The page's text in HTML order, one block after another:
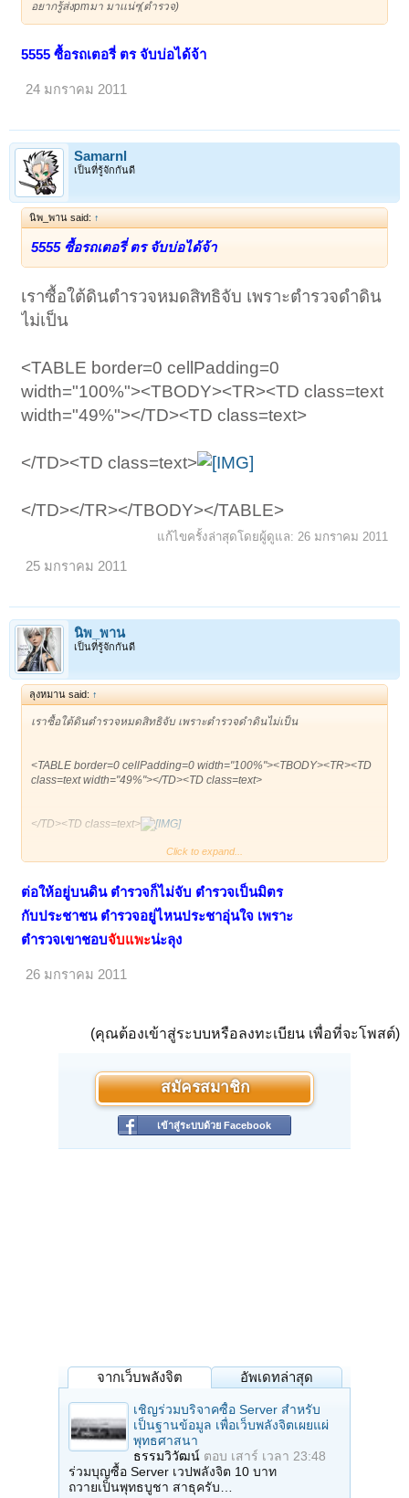
อยากรู้ส่งpmมา มาเเน่ๆ(ตำรวจ)
5555 ซื้อรถเตอรี่ ตร จับบ่อได้จ้า
24 มกราคม 2011
Samarnl
เป็นที่รู้จักกันดี
นิพ_พาน said: ↑
5555 ซื้อรถเตอรี่ ตร จับบ่อได้จ้า
เราซื้อใต้ดินตำรวจหมดสิทธิจับ เพราะตำรวจดำดิน
ไม่เป็น
<TABLE border=0 cellPadding=0
width="100%"><TBODY><TR><TD class=text
width="49%"></TD><TD class=text>
</TD><TD class=text>
</TD></TR></TBODY></TABLE>​
แก้ไขครั้งล่าสุดโดยผู้ดูแล: 26 มกราคม 2011
25 มกราคม 2011
นิพ_พาน
เป็นที่รู้จักกันดี
ลุงหมาน said: ↑
เราซื้อใต้ดินตำรวจหมดสิทธิจับ เพราะตำรวจดำดินไม่เป็น
<TABLE border=0 cellPadding=0 width="100%"><TBODY><TR><TD
class=text width="49%"></TD><TD class=text>
</TD><TD class=text>
</TD></TR></TBODY></TABLE>
Click to expand...
ต่อให้อยู่บนดิน ตำรวจก็ไม่จับ ตำรวจเป็นมิตร
กับประชาชน ตำรวจอยู่ไหนประชาอุ่นใจ เพราะ
ตำรวจเขาชอบจับแพะน่ะลุง
26 มกราคม 2011
(คุณต้องเข้าสู่ระบบหรือลงทะเบียน เพื่อที่จะโพสต์)
สมัครสมาชิก
เข้าสู่ระบบด้วย Facebook
จากเว็บพลังจิต อัพเดทล่าสุด
เชิญร่วมบริจาคซื้อ Server สำหรับ
เป็นฐานข้อมูล เพื่อเว็บพลังจิตเผยแผ่
พุทธศาสนา
ธรรมวิวัฒน์ ตอบ เสาร์ เวลา 23:48
ร่วมบุญซื้อ Server เวปพลังจิต 10 บาท
ถวายเป็นพุทธบูชา สาธุครับ…